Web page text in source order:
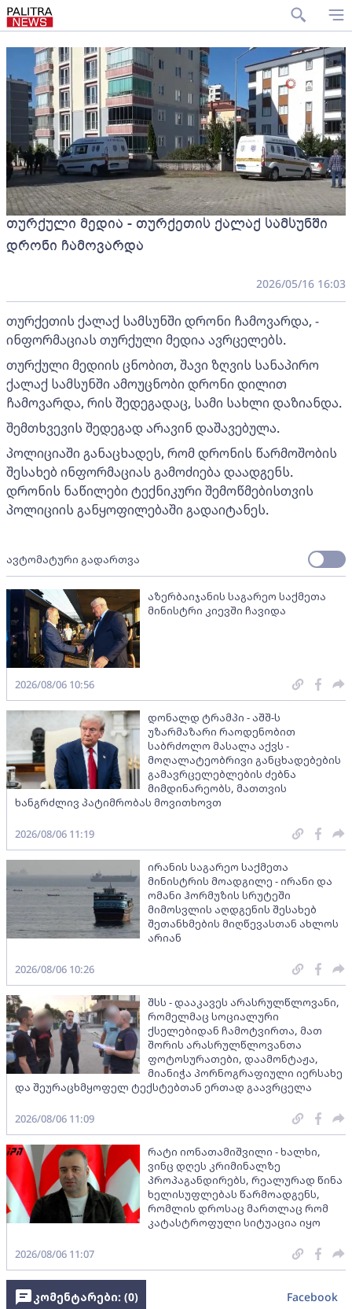
თურქული მედია - თურქეთის ქალაქ სამსუნში
დრონი ჩამოვარდა
2026/05/16 16:03
თურქეთის ქალაქ სამსუნში დრონი ჩამოვარდა, -
ინფორმაციას თურქული მედია ავრცელებს.
თურქული მედიის ცნობით, შავი ზღვის სანაპირო
ქალაქ სამსუნში ამოუცნობი დრონი დილით
ჩამოვარდა, რის შედეგადაც, სამი სახლი დაზიანდა.
შემთხვევის შედეგად არავინ დაშავებულა.
პოლიციაში განაცხადეს, რომ დრონის წარმოშობის
შესახებ ინფორმაციას გამოძიება დაადგენს.
დრონის ნაწილები ტექნიკური შემოწმებისთვის
პოლიციის განყოფილებაში გადაიტანეს.
ავტომატური გადართვა
აზერბაიჯანის საგარეო საქმეთა
მინისტრი კიევში ჩავიდა
2026/08/06 10:56
დონალდ ტრამპი - აშშ-ს
უზარმაზარი რაოდენობით
საბრძოლო მასალა აქვს -
მოღალატეობრივი განცხადებების
გამავრცელებლების ძებნა
მიმდინარეობს, მათთვის
ხანგრძლივ პატიმრობას მოვითხოვთ
2026/08/06 11:19
ირანის საგარეო საქმეთა
მინისტრის მოადგილე - ირანი და
ომანი ჰორმუზის სრუტეში
მიმოსვლის აღდგენის შესახებ
შეთანხმების მიღწევასთან ახლოს
არიან
2026/08/06 10:26
შსს - დააკავეს არასრულწლოვანი,
რომელმაც სოციალური
ქსელებიდან ჩამოტვირთა, მათ
შორის არასრულწლოვანთა
ფოტოსურათები, დაამონტაჟა,
მიანიჭა პორნოგრაფიული იერსახე
და შეურაცხმყოფელ ტექსტებთან ერთად გაავრცელა
2026/08/06 11:09
რატი იონათამიშვილი - ხალხი,
ვინც დღეს კრიმინალზე
პროპაგანდირებს, რეალურად წინა
ხელისუფლებას წარმოადგენს,
რომლის დროსაც მართლაც რომ
კატასტროფული სიტუაცია იყო
2026/08/06 11:07
კომენტარები: (0) Facebook